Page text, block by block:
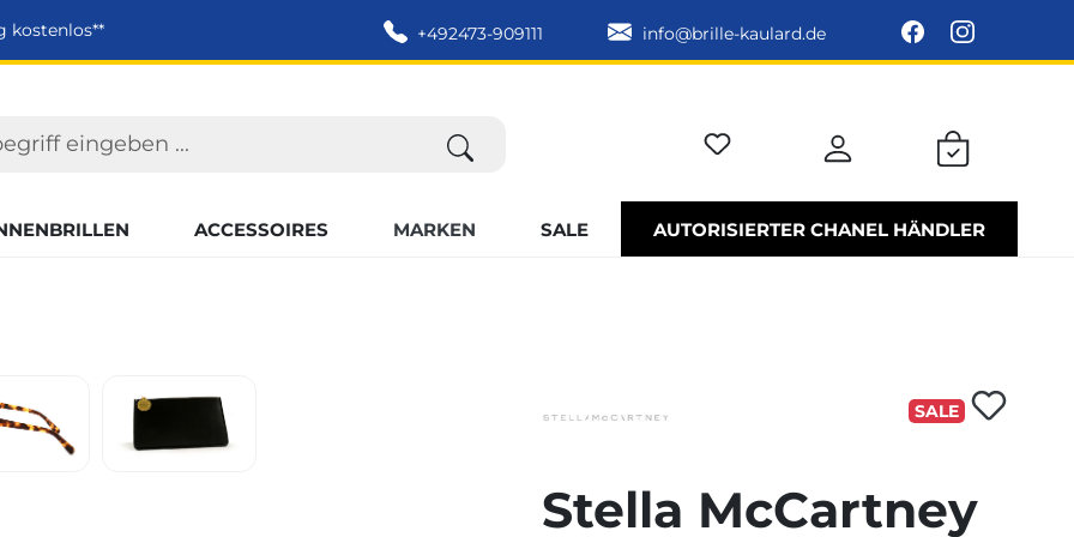
kostenlos** +492473-909111 info@brille-kaulard.de
ACCESSOIRES MARKEN SALE AUTORISIERTER CHANEL HÄNDLER
SALE
Stella McCartney